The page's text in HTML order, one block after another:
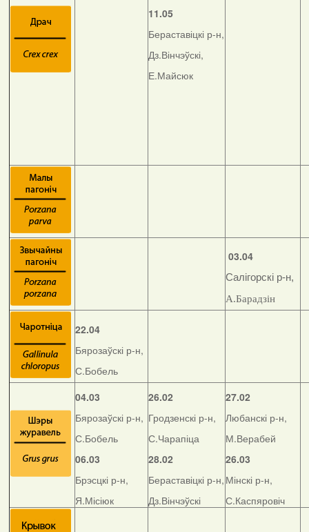
11.05
Бераставіцкі р-н,
Дз.Вінчэўскі,
Е.Майсюк
03.04
Салігорскі р-н,
А.Барадзін
22.04
Бярозаўскі р-н,
С.Бобель
04.03
Бярозаўскі р-н,
С.Бобель
06.03
Брэсцкі р-н,
Я.Місіюк
26.02
Гродзенскі р-н,
С.Чарапіца
28.02
Бераставіцкі р-н,
Дз.Вінчэўскі
27.02
Любанскі р-н,
М.Верабей
26.03
Мінскі р-н,
С.Каспяровіч